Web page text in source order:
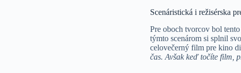
Scenáristická i režisérska
Pre oboch tvorcov bol
týmto scenárom si splnil
celovečerný film pre kino
čas. Avšak keď točíte film,